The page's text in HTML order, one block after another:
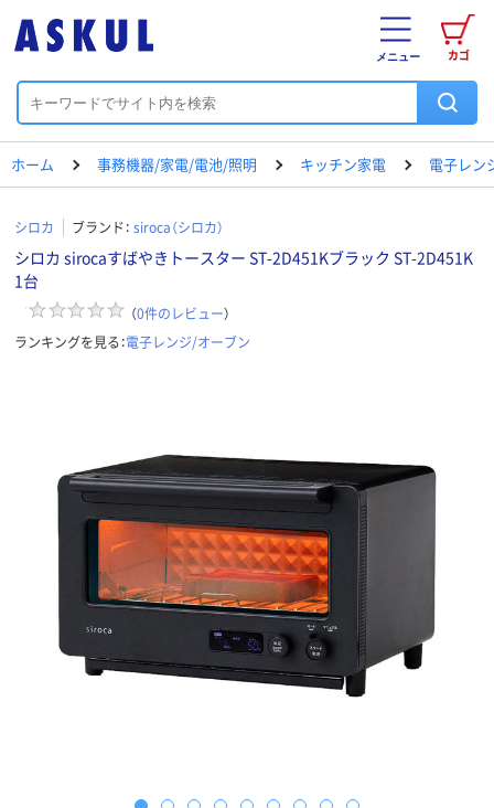
カゴ
メニュー
ホーム 事務機器/家電/電池/照明 キッチン家電 電子レン
シロカ ブランド： siroca（シロカ）
シロカ sirocaすばやきトースター ST-2D451Kブラック ST-2D451K
1台
（0件のレビュー）
ランキングを見る：電子レンジ/オーブン